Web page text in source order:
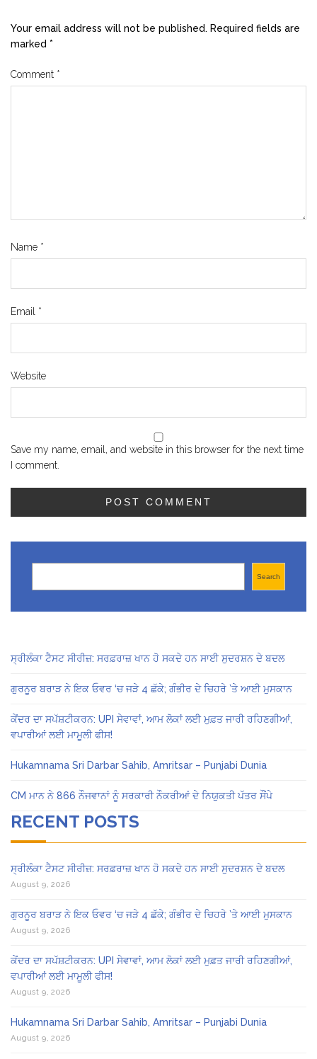
Your email address will not be published. Required fields are
marked *
Comment *
Name *
Email *
Website
Save my name, email, and website in this browser for the next time
I comment.
Search
ਸ੍ਰੀਲੰਕਾ ਟੈਸਟ ਸੀਰੀਜ਼: ਸਰਫ਼ਰਾਜ਼ ਖਾਨ ਹੋ ਸਕਦੇ ਹਨ ਸਾਈ ਸੁਦਰਸ਼ਨ ਦੇ ਬਦਲ
ਗੁਰਨੂਰ ਬਰਾੜ ਨੇ ਇਕ ਓਵਰ ‘ਚ ਜੜੇ 4 ਛੱਕੇ; ਗੰਭੀਰ ਦੇ ਚਿਹਰੇ ’ਤੇ ਆਈ ਮੁਸਕਾਨ
ਕੇਂਦਰ ਦਾ ਸਪੱਸ਼ਟੀਕਰਨ: UPI ਸੇਵਾਵਾਂ, ਆਮ ਲੋਕਾਂ ਲਈ ਮੁਫ਼ਤ ਜਾਰੀ ਰਹਿਣਗੀਆਂ,
ਵਪਾਰੀਆਂ ਲਈ ਮਾਮੂਲੀ ਫੀਸ!
Hukamnama Sri Darbar Sahib, Amritsar – Punjabi Dunia
CM ਮਾਨ ਨੇ 866 ਨੌਜਵਾਨਾਂ ਨੂੰ ਸਰਕਾਰੀ ਨੌਕਰੀਆਂ ਦੇ ਨਿਯੁਕਤੀ ਪੱਤਰ ਸੌਂਪੇ
RECENT POSTS
ਸ੍ਰੀਲੰਕਾ ਟੈਸਟ ਸੀਰੀਜ਼: ਸਰਫ਼ਰਾਜ਼ ਖਾਨ ਹੋ ਸਕਦੇ ਹਨ ਸਾਈ ਸੁਦਰਸ਼ਨ ਦੇ ਬਦਲ
August 9, 2026
ਗੁਰਨੂਰ ਬਰਾੜ ਨੇ ਇਕ ਓਵਰ ‘ਚ ਜੜੇ 4 ਛੱਕੇ; ਗੰਭੀਰ ਦੇ ਚਿਹਰੇ ’ਤੇ ਆਈ ਮੁਸਕਾਨ
August 9, 2026
ਕੇਂਦਰ ਦਾ ਸਪੱਸ਼ਟੀਕਰਨ: UPI ਸੇਵਾਵਾਂ, ਆਮ ਲੋਕਾਂ ਲਈ ਮੁਫ਼ਤ ਜਾਰੀ ਰਹਿਣਗੀਆਂ,
ਵਪਾਰੀਆਂ ਲਈ ਮਾਮੂਲੀ ਫੀਸ!
August 9, 2026
Hukamnama Sri Darbar Sahib, Amritsar – Punjabi Dunia
August 9, 2026